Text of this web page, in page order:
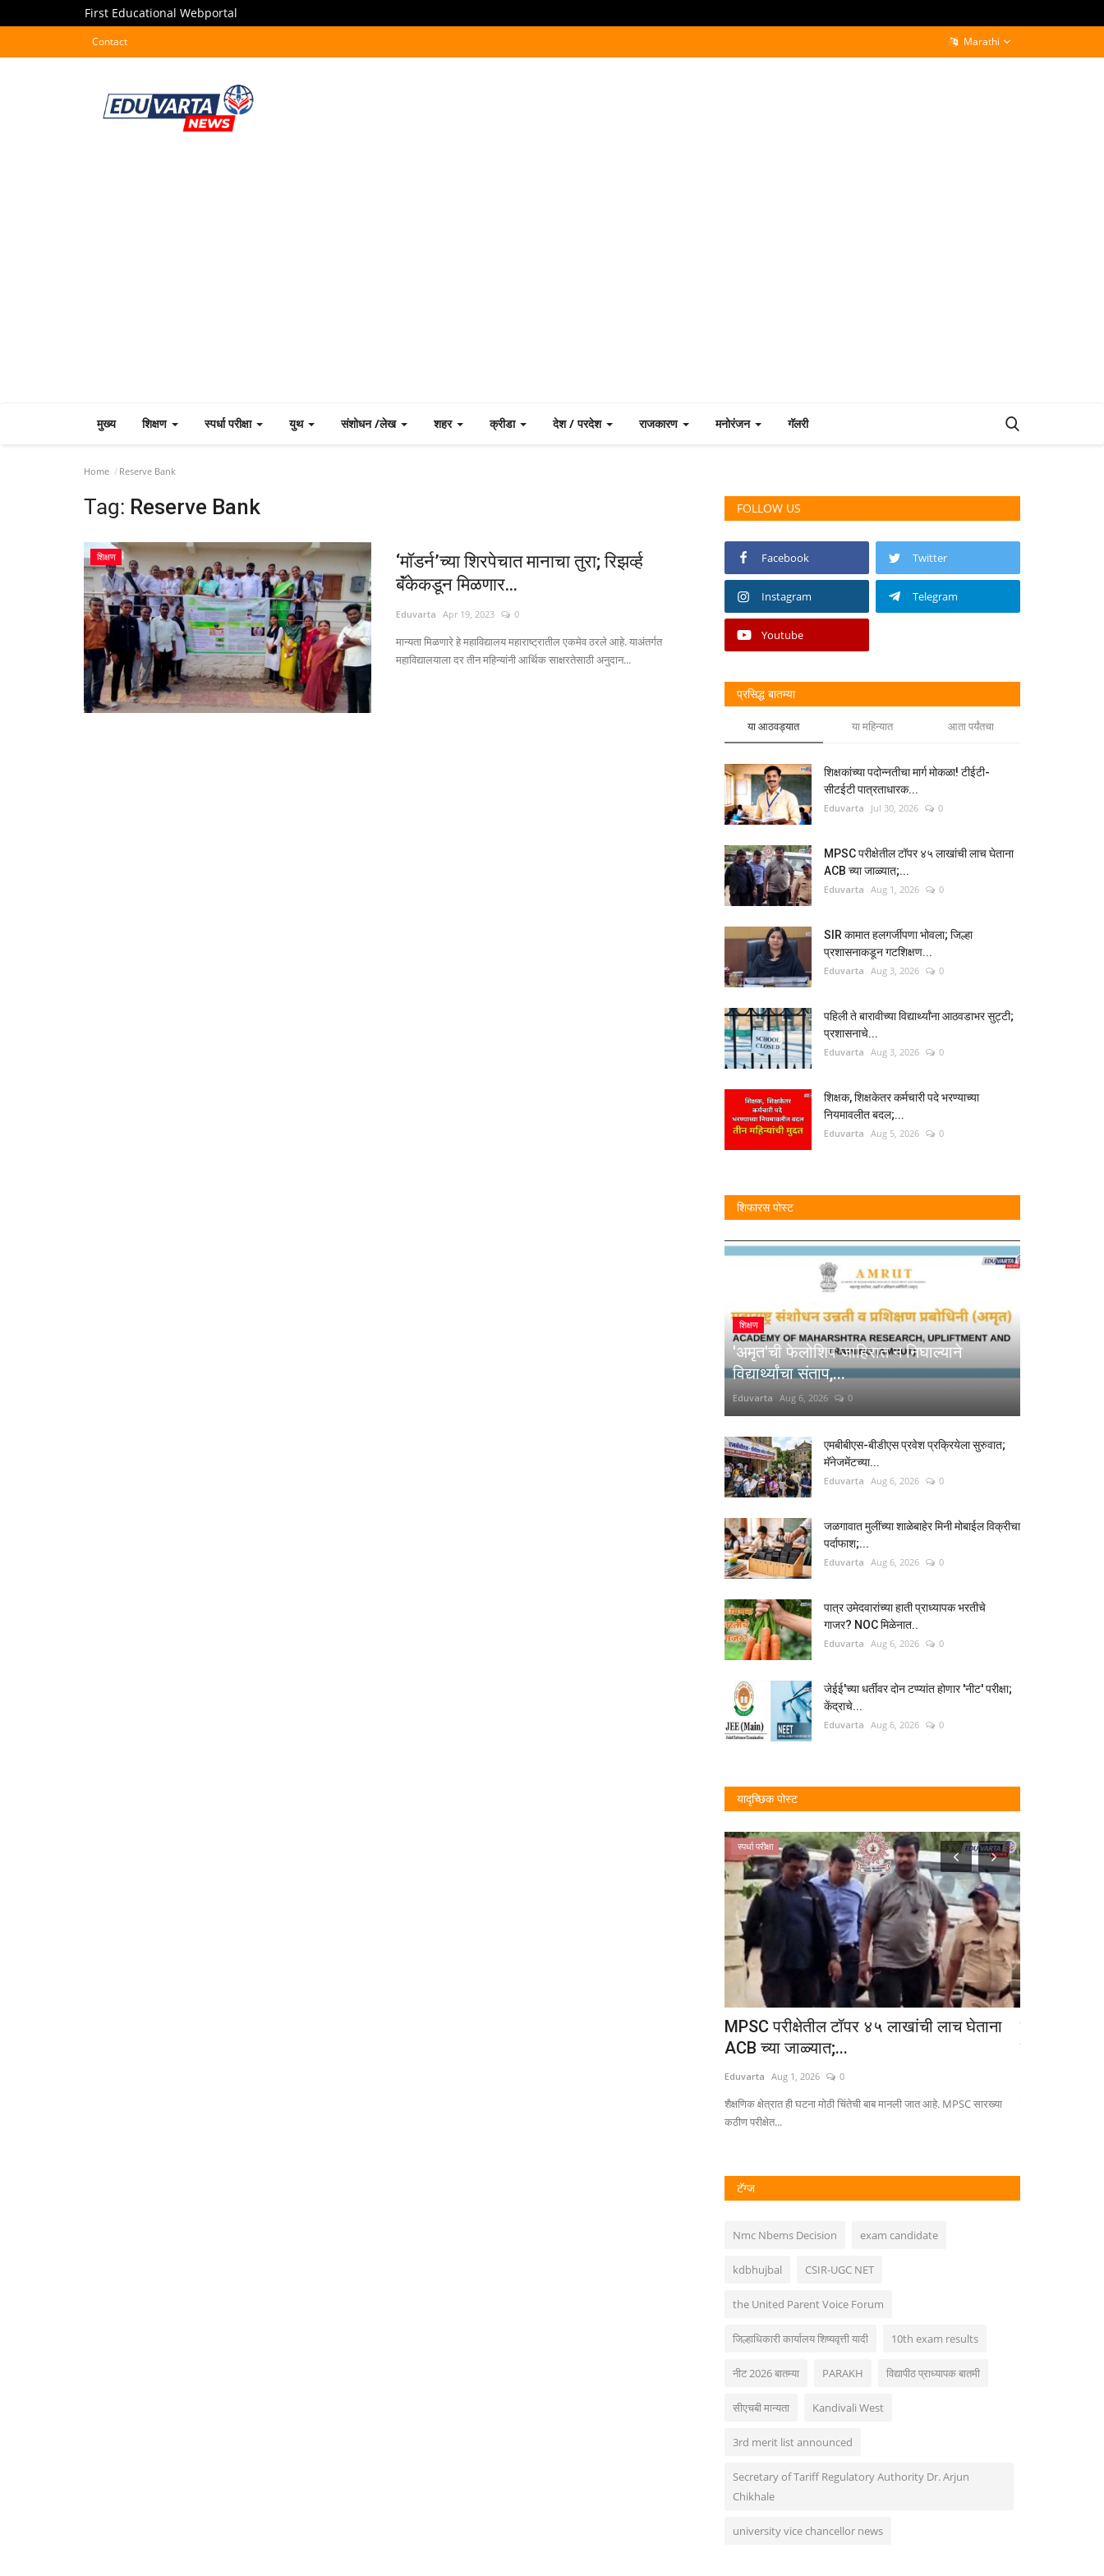
First Educational Webportal
Contact Marathi
मुख्य शिक्षण स्पर्धा परीक्षा युथ संशोधन /लेख शहर क्रीडा देश / परदेश राजकारण मनोरंजन गॅलरी
Home Reserve Bank
Tag: Reserve Bank
शिक्षण
‘मॉडर्न’च्या शिरपेचात मानाचा तुरा; रिझर्व्ह
बॅंकेकडून मिळणार...
Eduvarta Apr 19, 2023 0
मान्यता मिळणारे हे महाविद्यालय महाराष्ट्रातील एकमेव ठरले आहे. याअंतर्गत
महाविद्यालयाला दर तीन महिन्यांनी आर्थिक साक्षरतेसाठी अनुदान...
FOLLOW US
Facebook Twitter
Instagram Telegram
Youtube
प्रसिद्ध बातम्या
या आठवड्यात या महिन्यात आता पर्यंतचा
शिक्षकांच्या पदोन्नतीचा मार्ग मोकळा! टीईटी-
सीटईटी पात्रताधारक...
Eduvarta Jul 30, 2026 0
MPSC परीक्षेतील टॉपर ४५ लाखांची लाच घेताना
ACB च्या जाळ्यात;...
Eduvarta Aug 1, 2026 0
SIR कामात हलगर्जीपणा भोवला; जिल्हा
प्रशासनाकडून गटशिक्षण...
Eduvarta Aug 3, 2026 0
पहिली ते बारावीच्या विद्यार्थ्यांना आठवडाभर सुट्टी;
प्रशासनाचे...
Eduvarta Aug 3, 2026 0
शिक्षक, शिक्षकेतर कर्मचारी पदे भरण्याच्या
नियमावलीत बदल;...
Eduvarta Aug 5, 2026 0
शिफारस पोस्ट
शिक्षण
'अमृत'ची फेलोशिप जाहिरात न निघाल्याने
विद्यार्थ्यांचा संताप,...
Eduvarta Aug 6, 2026 0
एमबीबीएस-बीडीएस प्रवेश प्रक्रियेला सुरुवात;
मॅनेजमेंटच्या...
Eduvarta Aug 6, 2026 0
जळगावात मुलींच्या शाळेबाहेर मिनी मोबाईल विक्रीचा
पर्दाफाश;...
Eduvarta Aug 6, 2026 0
पात्र उमेदवारांच्या हाती प्राध्यापक भरतीचे
गाजर? NOC मिळेनात..
Eduvarta Aug 6, 2026 0
जेईई'च्या धर्तीवर दोन टप्प्यांत होणार 'नीट' परीक्षा;
केंद्राचे...
Eduvarta Aug 6, 2026 0
यादृच्छिक पोस्ट
स्पर्धा परीक्षा
MPSC परीक्षेतील टॉपर ४५ लाखांची लाच घेताना
ACB च्या जाळ्यात;...
Eduvarta Aug 1, 2026 0
शैक्षणिक क्षेत्रात ही घटना मोठी चिंतेची बाब मानली जात आहे. MPSC सारख्या
कठीण परीक्षेत...
टॅग्ज
Nmc Nbems Decision exam candidate
kdbhujbal CSIR-UGC NET
the United Parent Voice Forum
जिल्हाधिकारी कार्यालय शिष्यवृत्ती यादी 10th exam results
नीट 2026 बातम्या PARAKH विद्यापीठ प्राध्यापक बातमी
सीएचबी मान्यता Kandivali West
3rd merit list announced
Secretary of Tariff Regulatory Authority Dr. Arjun
Chikhale
university vice chancellor news